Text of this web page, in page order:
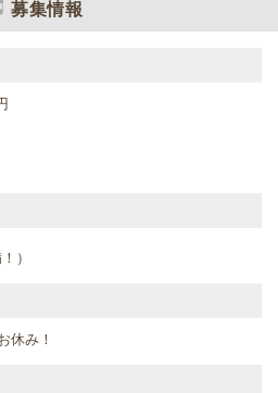
募集情報
）
休み！